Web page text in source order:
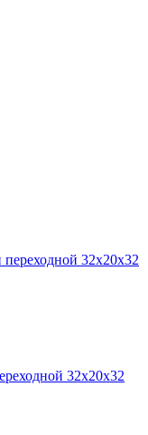
32x20x32